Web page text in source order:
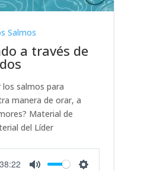
Salmos
a través de
salmos para
manera de orar, a
Material de
del Líder